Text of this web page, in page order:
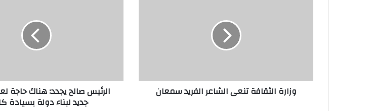
وزارة الثقافة تنعى الشاعر الفريد سمعان
لبناء
الرئيس صالح يجدد: هناك حاجة
جديد لبناء دولة بسيادة